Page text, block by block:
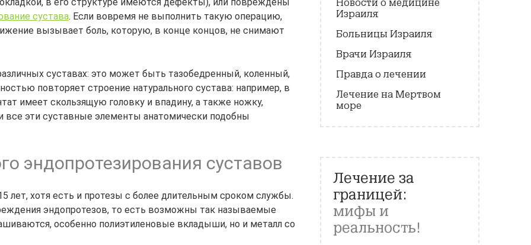
сустава. Если вовремя не выполнить такую операцию,
вызывает боль, которую, в конце концов, не снимают
суставах: это может быть тазобедренный, коленный,
повторяет строение натурального сустава: например, в
имеет скользящую головку и впадину, а также ножку,
все эти суставные элементы анатомически подобны
эндопротезирования суставов
лет, хотя есть и протезы с более длительным сроком службы.
эндопротезов, то есть возможны так называемые
особенно полиэтиленовые вкладыши, но и металл со
Новости о медицине
Израиля
Больницы Израиля
Врачи Израиля
Правда о лечении
Лечение на Мертвом
море
Лечение за
границей:
мифы и
реальность!